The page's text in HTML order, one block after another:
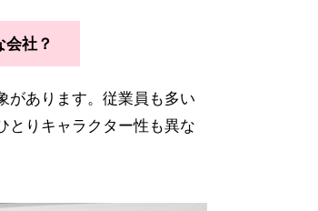
社？
があります。従業員も多い
とりキャラクター性も異な